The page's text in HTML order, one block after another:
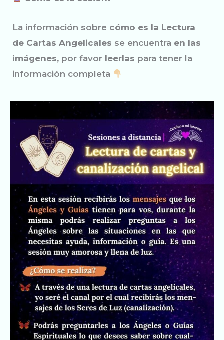
La información sobre cómo es la Lectura
de Cartas Angelicales se encuentra en las
imágenes, por favor leerlas para tener la
información completa